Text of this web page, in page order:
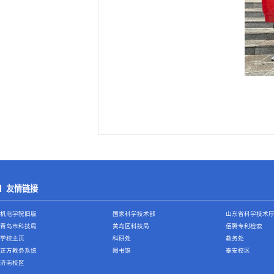
友情链接
机电学院旧版 国家科学技术部
山东省科学技术厅
青岛市科技局
黄岛区科技局
佰腾专利检索
学校主页
科研处
教务处
正方教务系统
图书馆
泰安校区
济南校区